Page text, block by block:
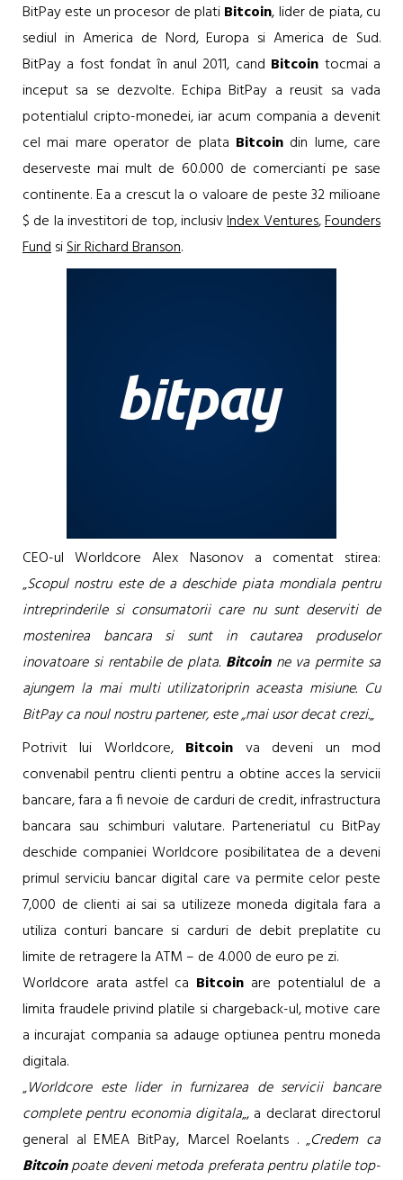
BitPay este un procesor de platiBitcoin, lider de piata, cu
sediul in America de Nord, Europa si America de Sud.
BitPay a fost fondat în anul 2011, cand Bitcoin tocmai a
inceput sa se dezvolte. Echipa BitPay a reusit sa vada
potentialul cripto-monedei, iar acum compania a devenit
cel mai mare operator de plata Bitcoin din lume, care
deserveste mai mult de 60.000 de comercianti pe sase
continente. Ea a crescut la o valoare de peste 32 milioane
$ de la investitori de top, inclusivIndex Ventures,Founders
FundsiSir Richard Branson.
CEO-ul Worldcore Alex Nasonov a comentat stirea:
„Scopul nostru este de a deschide piata mondiala pentru
intreprinderile si consumatorii care nu sunt deserviti de
mostenirea bancara si sunt in cautarea produselor
inovatoare si rentabile de plata. Bitcoinne va permite sa
ajungem la mai multi utilizatoriprin aceasta misiune. Cu
BitPay ca noul nostru partener, este „mai usor decat crezi.„
Potrivit lui Worldcore, Bitcoin va deveni un mod
convenabil pentru clienti pentru a obtine acces la servicii
bancare, fara a fi nevoie de carduri de credit, infrastructura
bancara sau schimburi valutare. Parteneriatul cu BitPay
deschide companiei Worldcore posibilitatea de a deveni
primul serviciu bancar digital care va permite celor peste
7,000 de clienti ai sai sa utilizeze moneda digitala fara a
utiliza conturi bancare si carduri de debit preplatite cu
limite de retragere la ATM – de 4.000 de euro pe zi.
Worldcore arata astfel ca Bitcoin are potentialul de a
limita fraudele privind platile si chargeback-ul, motive care
a incurajat compania sa adauge optiunea pentru moneda
digitala.
„Worldcore este lider in furnizarea de servicii bancare
complete pentru economia digitala„, a declarat directorul
general al EMEA BitPay, Marcel Roelants . „Credem ca
Bitcoinpoate deveni metoda preferata pentru platile top-